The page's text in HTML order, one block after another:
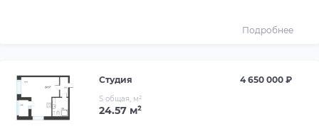
Подробнее
Студия 4 650 000 ₽
S общая, м²
24.57 м²